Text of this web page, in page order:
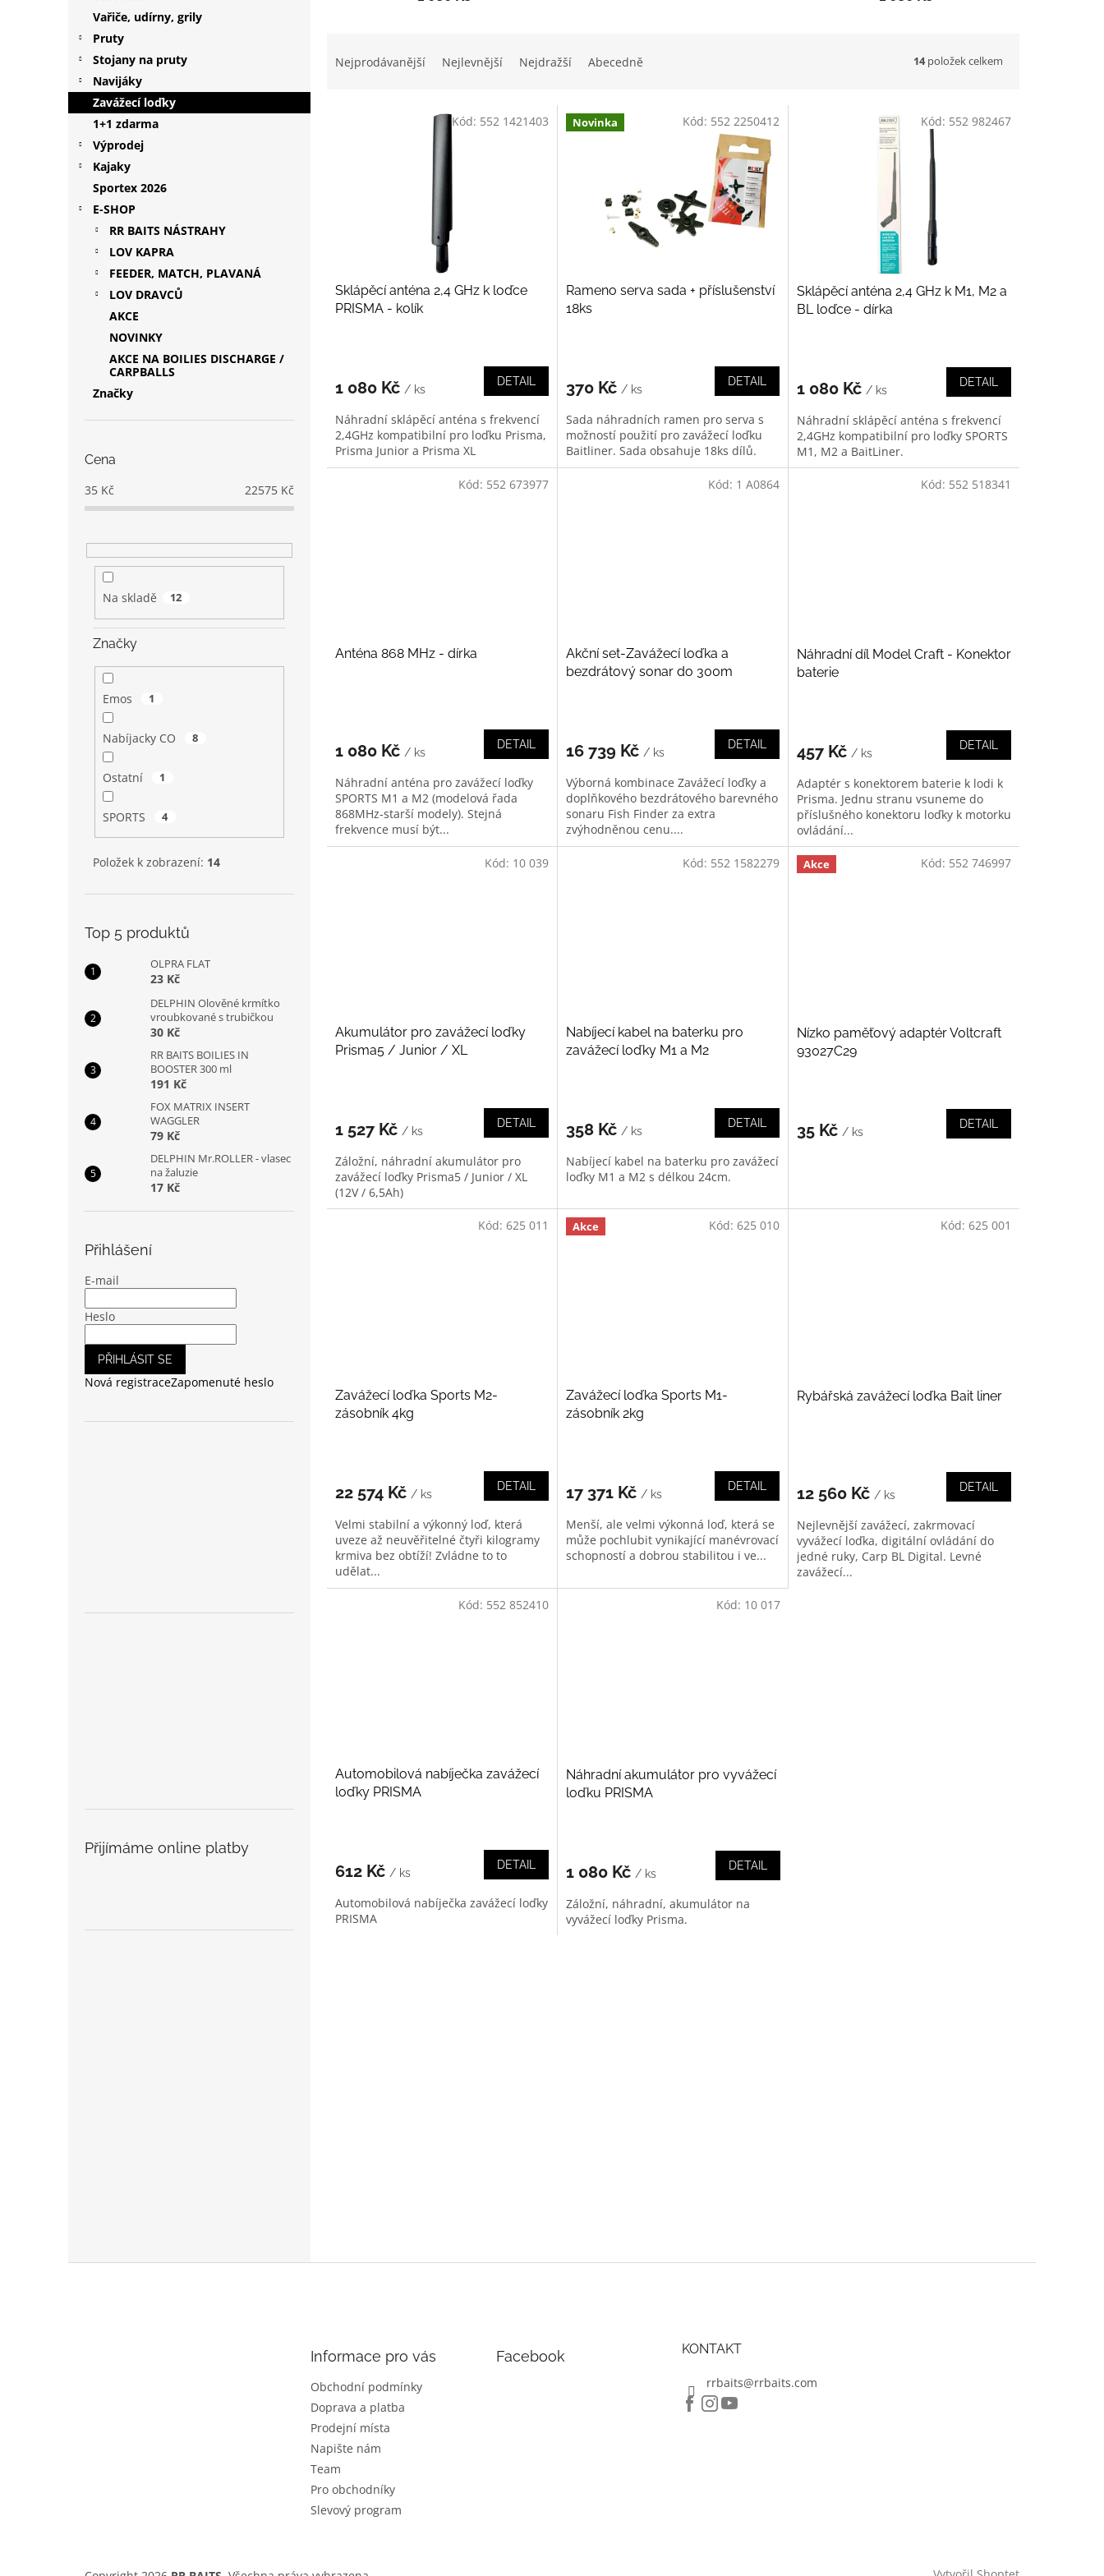
l
Vařiče, udírny, grily
Pruty
Stojany na pruty
Navijáky
Zavážecí loďky
1+1 zdarma
Výprodej
Kajaky
Sportex 2026
E-SHOP
RR BAITS NÁSTRAHY
LOV KAPRA
FEEDER, MATCH, PLAVANÁ
LOV DRAVCŮ
AKCE
NOVINKY
AKCE NA BOILIES DISCHARGE /
CARPBALLS
Značky
Cena
35 Kč 22575 Kč
Na skladě 12
Značky
Emos 1
Nabíjacky CO 8
Ostatní 1
SPORTS 4
Položek k zobrazení: 14
Top 5 produktů
OLPRA FLAT
23 Kč
DELPHIN Olověné krmítko
vroubkované s trubičkou
30 Kč
RR BAITS BOILIES IN
BOOSTER 300 ml
191 Kč
FOX MATRIX INSERT
WAGGLER
79 Kč
DELPHIN Mr.ROLLER - vlasec
na žaluzie
17 Kč
Přihlášení
E-mail
Heslo
PŘIHLÁSIT SE
Nová registraceZapomenuté heslo
Přijímáme online platby
Nejprodávanější Nejlevnější Nejdražší Abecedně 14položek celkem
Sklápěcí anténa 2,4 GHz k loďce
PRISMA - kolík
1 080 Kč / ks
DETAIL
Náhradní sklápěcí anténa s frekvencí
2,4GHz kompatibilní pro loďku Prisma,
Prisma Junior a Prisma XL
Kód: 552 1421403 Novinka
Rameno serva sada + příslušenství
18ks
370 Kč / ks
DETAIL
Sada náhradních ramen pro serva s
možností použití pro zavážecí loďku
Baitliner. Sada obsahuje 18ks dílů.
Kód: 552 2250412
Sklápěcí anténa 2,4 GHz k M1, M2 a
BL loďce - dírka
1 080 Kč / ks
DETAIL
Náhradní sklápěcí anténa s frekvencí
2,4GHz kompatibilní pro loďky SPORTS
M1, M2 a BaitLiner.
Kód: 552 982467
Anténa 868 MHz - dírka
1 080 Kč / ks
DETAIL
Náhradní anténa pro zavážecí loďky
SPORTS M1 a M2 (modelová řada
868MHz-starší modely). Stejná
frekvence musí být...
Kód: 552 673977
Akční set-Zavážecí loďka a
bezdrátový sonar do 300m
16 739 Kč / ks
DETAIL
Výborná kombinace Zavážecí loďky a
doplňkového bezdrátového barevného
sonaru Fish Finder za extra
zvýhodněnou cenu....
Kód: 1 A0864
Náhradní díl Model Craft - Konektor
baterie
457 Kč / ks
DETAIL
Adaptér s konektorem baterie k lodi k
Prisma. Jednu stranu vsuneme do
příslušného konektoru loďky k motorku
ovládání...
Kód: 552 518341
Akumulátor pro zavážecí loďky
Prisma5 / Junior / XL
1 527 Kč / ks
DETAIL
Záložní, náhradní akumulátor pro
zavážecí loďky Prisma5 / Junior / XL
(12V / 6,5Ah)
Kód: 10 039
Nabíjecí kabel na baterku pro
zavážecí loďky M1 a M2
358 Kč / ks
DETAIL
Nabíjecí kabel na baterku pro zavážecí
loďky M1 a M2 s délkou 24cm.
Kód: 552 1582279 Akce
Nízko paměťový adaptér Voltcraft
93027C29
35 Kč / ks
DETAIL
Kód: 552 746997
Zavážecí loďka Sports M2-
zásobník 4kg
22 574 Kč / ks
DETAIL
Velmi stabilní a výkonný loď, která
uveze až neuvěřitelné čtyři kilogramy
krmiva bez obtíží! Zvládne to to
udělat...
Kód: 625 011 Akce
Zavážecí loďka Sports M1-
zásobník 2kg
17 371 Kč / ks
DETAIL
Menší, ale velmi výkonná loď, která se
může pochlubit vynikající manévrovací
schopností a dobrou stabilitou i ve...
Kód: 625 010
Rybářská zavážecí loďka Bait liner
12 560 Kč / ks
DETAIL
Nejlevnější zavážecí, zakrmovací
vyvážecí loďka, digitální ovládání do
jedné ruky, Carp BL Digital. Levné
zavážecí...
Kód: 625 001
Automobilová nabíječka zavážecí
loďky PRISMA
612 Kč / ks
DETAIL
Automobilová nabíječka zavážecí loďky
PRISMA
Kód: 552 852410
Náhradní akumulátor pro vyvážecí
loďku PRISMA
1 080 Kč / ks
DETAIL
Záložní, náhradní, akumulátor na
vyvážecí loďky Prisma.
Kód: 10 017
Informace pro vás
Obchodní podmínky
Doprava a platba
Prodejní místa
Napište nám
Team
Pro obchodníky
Slevový program
Facebook KONTAKT
rrbaits@rrbaits.com